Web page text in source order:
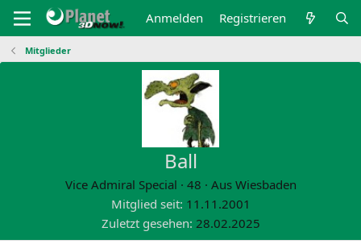
Anmelden Registrieren
Mitglieder
Ball
Vice Admiral Special · 48 · Aus Wiesbaden
Mitglied seit 11.11.2001
Zuletzt gesehen 28.02.2025